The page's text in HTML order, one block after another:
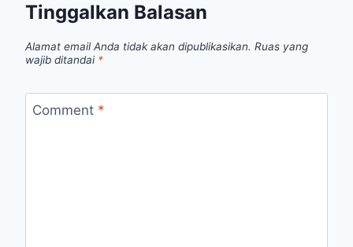
Tinggalkan Balasan
Alamat email Anda tidak akan dipublikasikan. Ruas yang
wajib ditandai *
Comment *